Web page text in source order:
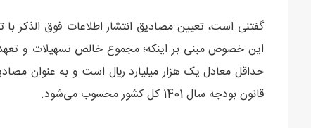
این خصوص مبنی بر اینکه؛ مجموع خالص تسهيلات و
قانون بودجه سال 1401 کل کشور محسوب می‌شود.